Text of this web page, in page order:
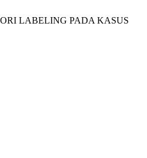
LABELING PADA KASUS